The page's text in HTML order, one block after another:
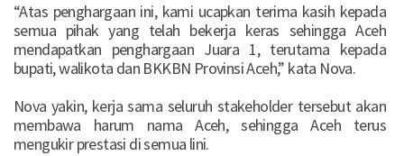
“Atas penghargaan ini, kami ucapkan terima kasih kepada
semua pihak yang telah bekerja keras sehingga Aceh
mendapatkan penghargaan Juara 1, terutama kepada
bupati, walikota dan BKKBN Provinsi Aceh,” kata Nova.
Nova yakin, kerja sama seluruh stakeholder tersebut akan
membawa harum nama Aceh, sehingga Aceh terus
mengukir prestasi di semua lini.